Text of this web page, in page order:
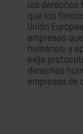
los derechos
que los
Unión
empresas
humanos; y
exija
derechos
empresas de